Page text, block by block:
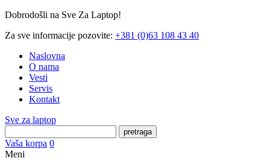
Dobrodošli na Sve Za Laptop!
Za sve informacije pozovite: +381 (0)63 108 43 40
Naslovna
O nama
Vesti
Servis
Kontakt
Sve za laptop
pretraga
Vaša korpa 0
Meni